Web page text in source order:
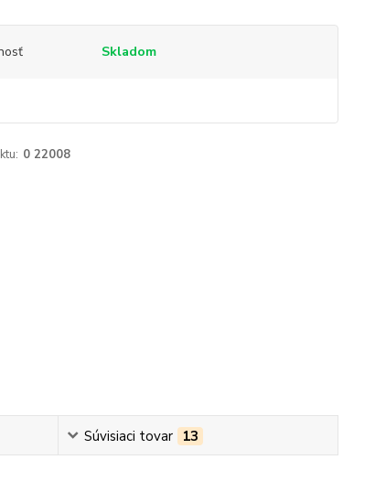
Skladom
0 22008
Súvisiaci tovar 13